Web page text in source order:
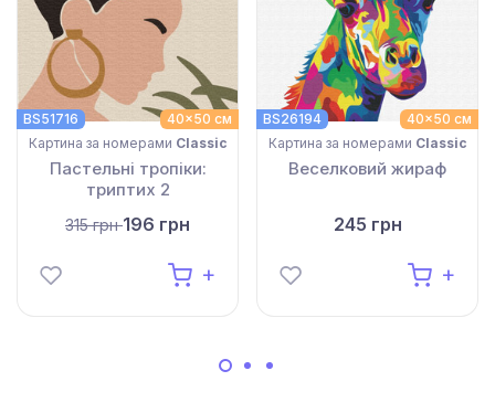
40x50 см
BS51716
Картина за номерами Classic
Пастельні тропіки:
триптих 2
315 грн196 грн
40x50 см
BS26194
Картина за номерами Classic
Веселковий жираф
245 грн